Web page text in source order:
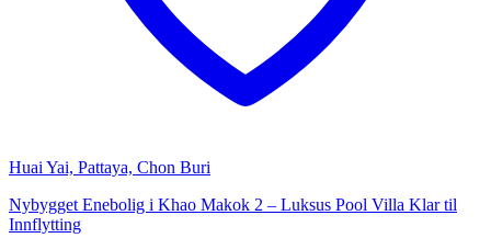
Huai Yai, Pattaya, Chon Buri
Nybygget Enebolig i Khao Makok 2 – Luksus Pool Villa Klar til
Innflytting